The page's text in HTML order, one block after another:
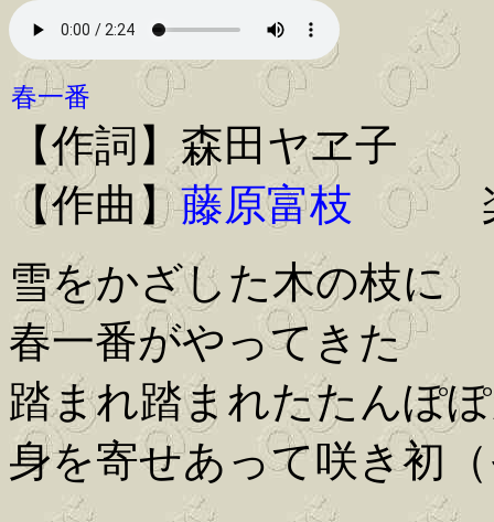
春一番
【作詞】森田ヤヱ子
【作曲】藤原富枝 楽
雪をかざした木の枝に
春一番がやってきた
踏まれ踏まれたたん
身を寄せあって咲き初